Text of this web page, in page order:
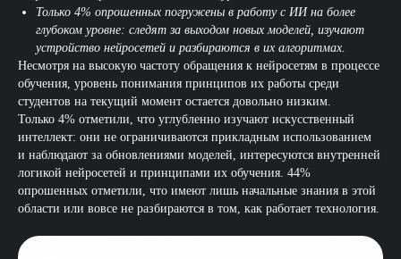
Только 4% опрошенных погружены в работу с ИИ на более
глубоком уровне: следят за выходом новых моделей, изучают
устройство нейросетей и разбираются в их алгоритмах.
Несмотря на высокую частоту обращения к нейросетям в процессе
обучения, уровень понимания принципов их работы среди
студентов на текущий момент остается довольно низким.
Только 4% отметили, что углубленно изучают искусственный
интеллект: они не ограничиваются прикладным использованием
и наблюдают за обновлениями моделей, интересуются внутренней
логикой нейросетей и принципами их обучения. 44%
опрошенных отметили, что имеют лишь начальные знания в этой
области или вовсе не разбираются в том, как работает технология.